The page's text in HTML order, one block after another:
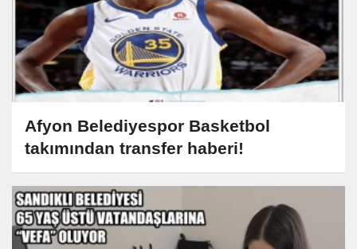
Afyon Belediyespor Basketbol
takımından transfer haberi!